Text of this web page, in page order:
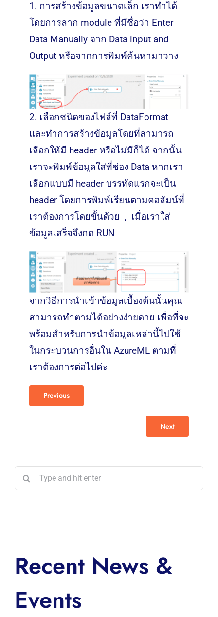
1. การสร้างข้อมูลขนาดเล็ก เราทำได้
โดยการลาก module ที่มีชื่อว่า Enter
Data Manually จาก Data input and
Output หรือจากการพิมพ์ค้นหามาวาง
2. เลือกชนิดของไฟล์ที่ DataFormat
และทำการสร้างข้อมูลโดยที่สามารถ
เลือกให้มี header หรือไม่มีก็ได้ จากนั้น
เราจะพิมพ์ข้อมูลใส่ที่ช่อง Data หากเรา
เลือกแบบมี header บรรทัดแรกจะเป็น
header โดยการพิมพ์เรียนตามคอลัมน์ที่
เราต้องการโดยขั้นด้วย , เมื่อเราใส่
ข้อมูลเสร็จจึงกด RUN
จากวิธีการนำเข้าข้อมูลเบื้องต้นนั้นคุณ
สามารถทำตามได้อย่างง่ายดาย เพื่อที่จะ
พร้อมสำหรับการนำข้อมูลเหล่านี้ไปใช้
ในกระบวนการอื่นใน AzureML ตามที่
เราต้องการต่อไปค่ะ
Previous
Next
Search
for:
Recent News &
Events